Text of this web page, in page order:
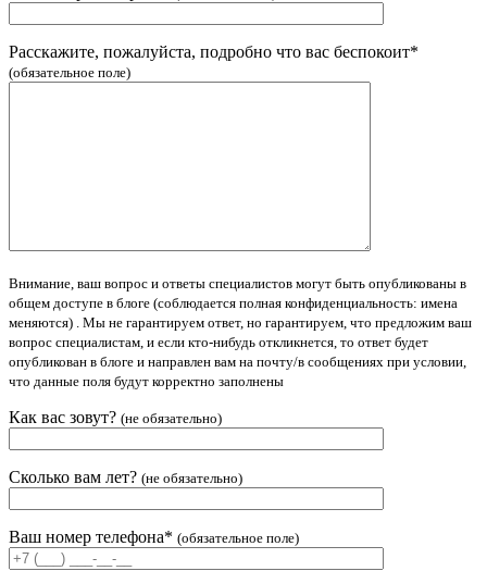
Расскажите, пожалуйста, подробно что вас беспокоит*
(обязательное поле)
Внимание, ваш вопрос и ответы специалистов могут быть опубликованы в
общем доступе в блоге (соблюдается полная конфиденциальность: имена
меняются) . Мы не гарантируем ответ, но гарантируем, что предложим ваш
вопрос специалистам, и если кто-нибудь откликнется, то ответ будет
опубликован в блоге и направлен вам на почту/в сообщениях при условии,
что данные поля будут корректно заполнены
Как вас зовут? (не обязательно)
Сколько вам лет? (не обязательно)
Ваш номер телефона* (обязательное поле)